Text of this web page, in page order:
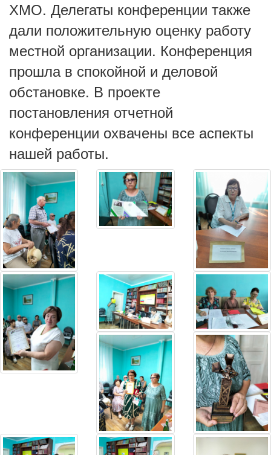
ХМО. Делегаты конференции также
дали положительную оценку работу
местной организации. Конференция
прошла в спокойной и деловой
обстановке. В проекте
постановления отчетной
конференции охвачены все аспекты
нашей работы.